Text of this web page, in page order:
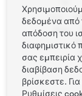
Τετ -
Κυρ
δεδομένα από
απόδοση του
διαφημιστικό
σας εμπειρία
διαβίβαση
βρίσκεστε.
Ρυθμίσεις